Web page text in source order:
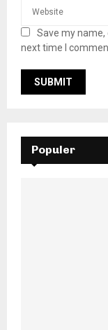
Save my
next time I
Populer